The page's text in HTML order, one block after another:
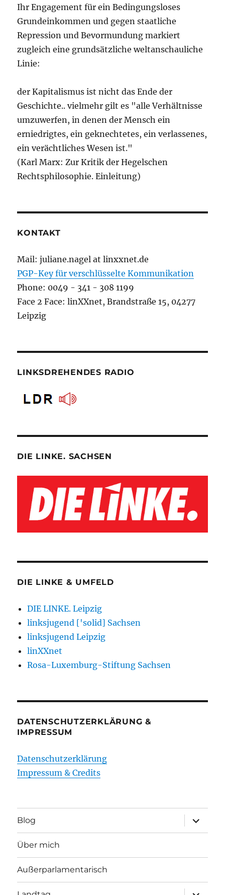
Ihr Engagement für ein Bedingungsloses
Grundeinkommen und gegen staatliche
Repression und Bevormundung markiert
zugleich eine grundsätzliche weltanschauliche
Linie:
der Kapitalismus ist nicht das Ende der
Geschichte.. vielmehr gilt es "alle Verhältnisse
umzuwerfen, in denen der Mensch ein
erniedrigtes, ein geknechtetes, ein verlassenes,
ein verächtliches Wesen ist."
(Karl Marx: Zur Kritik der Hegelschen
Rechtsphilosophie. Einleitung)
KONTAKT
Mail: juliane.nagel at linxxnet.de
PGP-Key für verschlüsselte Kommunikation
Phone: 0049 - 341 - 308 1199
Face 2 Face: linXXnet, Brandstraße 15, 04277
Leipzig
LINKSDREHENDES RADIO
DIE LINKE. SACHSEN
DIE LINKE & UMFELD
DIE LINKE. Leipzig
linksjugend ['solid] Sachsen
linksjugend Leipzig
linXXnet
Rosa-Luxemburg-Stiftung Sachsen
DATENSCHUTZERKLÄRUNG &
IMPRESSUM
Datenschutzerklärung
Impressum & Credits
Blog
öffnen
Über mich
Außerparlamentarisch